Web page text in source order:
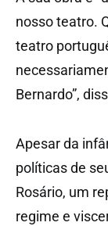
nosso teatro.
teatro
Bernardo”,
Apesar da
políticas de
Rosário, um
regime e